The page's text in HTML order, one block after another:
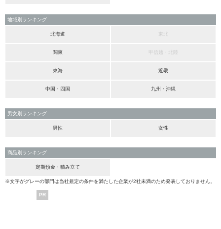
地域別ランキング
北海道 東北
関東 甲信越・北陸
東海 近畿
中国・四国 九州・沖縄
男女別ランキング
男性 女性
商品別ランキング
定期預金・積み立て
※文字がグレーの部門は当社規定の条件を満たした企業が2社未満のため発表しておりません。
PR